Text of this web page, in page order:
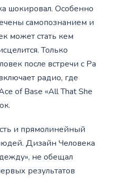
шокировал. Особенно
самопознанием и
может стать кем
Только
после встречи с Ра
радио, где
of Base «All That She
и прямолинейный
Дизайн Человека
не обещал
результатов